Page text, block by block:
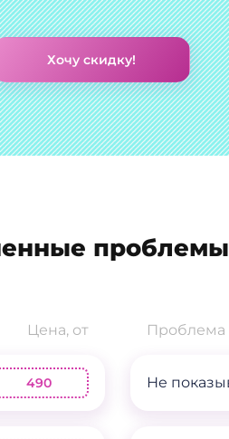
Хочу скидку!
Цена, от Проблема
490 Не